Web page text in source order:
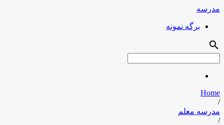
مدرسه
برگه نمونه
search
Home
/
مدرسه معلم
/